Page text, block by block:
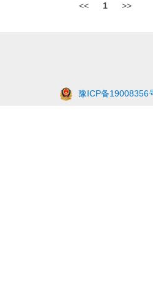
<< 1 >>
豫ICP备19008356